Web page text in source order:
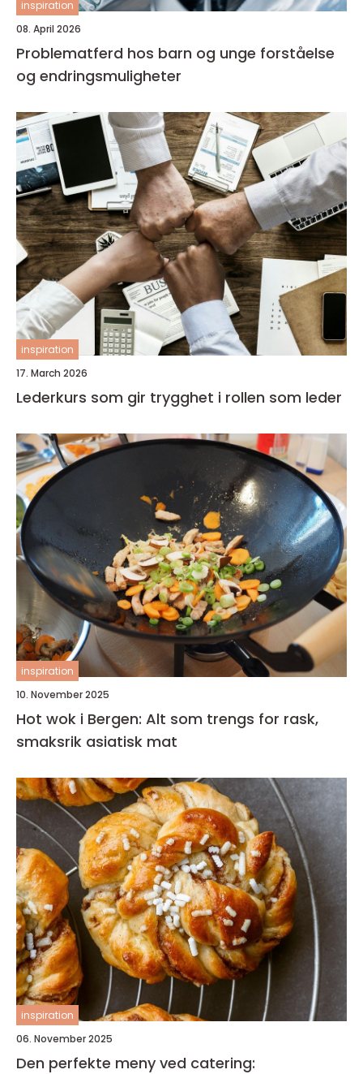
inspiration
08. April 2026
Problematferd hos barn og unge forståelse
og endringsmuligheter
inspiration
17. March 2026
Lederkurs som gir trygghet i rollen som leder
inspiration
10. November 2025
Hot wok i Bergen: Alt som trengs for rask,
smaksrik asiatisk mat
inspiration
06. November 2025
Den perfekte meny ved catering: